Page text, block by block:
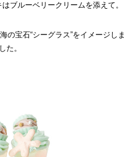
ブルーベリークリームを添えて。
の宝石“シーグラス”をイメージしま
した。